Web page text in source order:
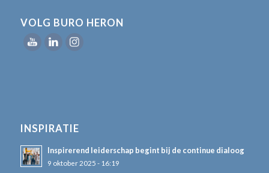
VOLG BURO HERON
INSPIRATIE
Inspirerend leiderschap begint bij de continue dialoog
9 oktober 2025 - 16:19